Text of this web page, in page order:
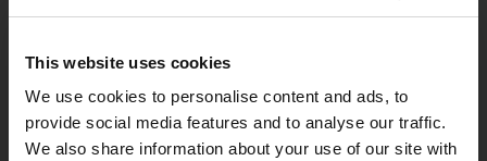
This website uses cookies
We use cookies to personalise content and ads, to
provide social media features and to analyse our traffic.
We also share information about your use of our site with
El chasis adecuado para la
máxima autonomía con la
MF-09.